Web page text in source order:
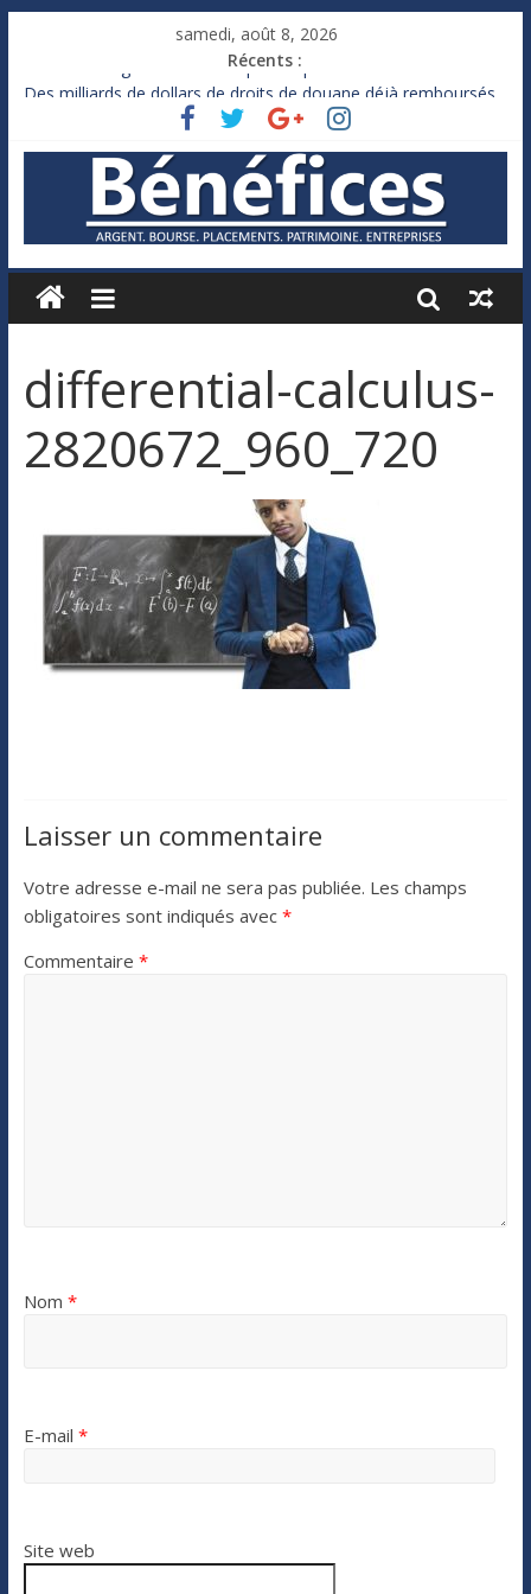
samedi, août 8, 2026
Récents :
France : le logement mis à l’épreuve par la chaleur
Des milliards de dollars de droits de douane déjà remboursés
Royaume-Uni : Andy Burnham recule sur l’impôt
Xavier Niel, le milliardaire qui ne touche presque rien
Ruée des fortunes russes vers l’étranger
differential-calculus-
2820672_960_720
Laisser un commentaire
Votre adresse e-mail ne sera pas publiée. Les champs
obligatoires sont indiqués avec *
Commentaire *
Nom *
E-mail *
Site web